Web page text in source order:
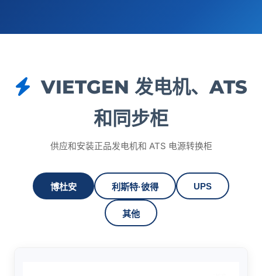
VIETGEN 发电机、ATS
和同步柜
供应和安装正品发电机和 ATS 电源转换柜
博杜安 利斯特·彼得 UPS
其他